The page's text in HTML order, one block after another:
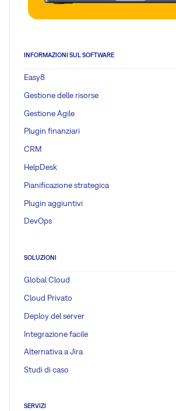
INFORMAZIONI SUL SOFTWARE
Easy8
Gestione delle risorse
Gestione Agile
Plugin finanziari
CRM
HelpDesk
Pianificazione strategica
Plugin aggiuntivi
DevOps
SOLUZIONI
Global Cloud
Cloud Privato
Deploy del server
Integrazione facile
Alternativa a Jira
Studi di caso
SERVIZI